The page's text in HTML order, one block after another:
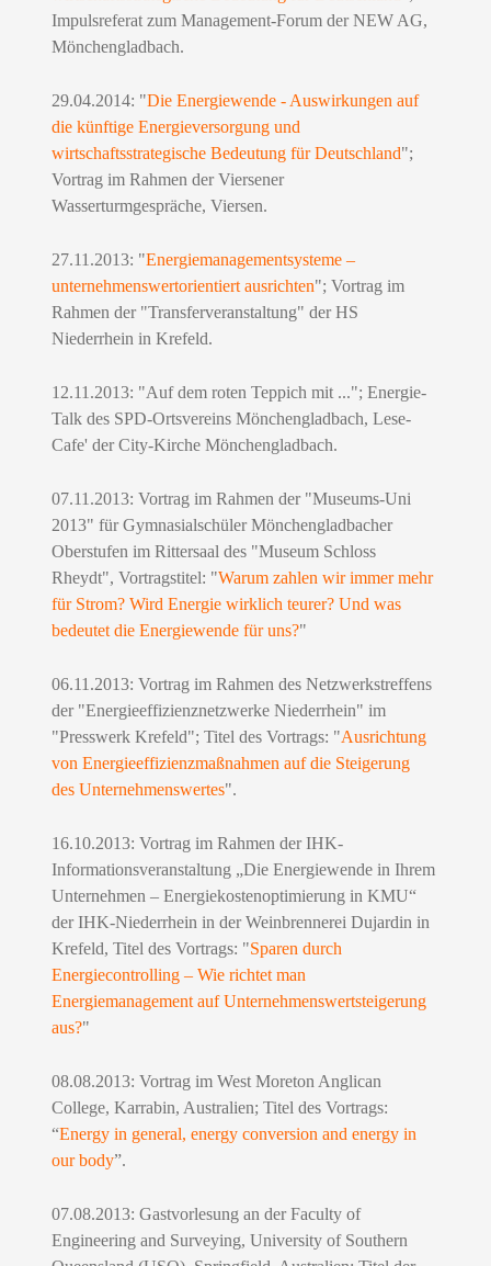
Impulsreferat zum Management-Forum der NEW AG,
Mönchengladbach.
29.04.2014: "Die Energiewende - Auswirkungen auf
die künftige Energieversorgung und
wirtschaftsstrategische Bedeutung für Deutschland";
Vortrag im Rahmen der Viersener
Wasserturmgespräche, Viersen.
27.11.2013: "Energiemanagementsysteme –
unternehmenswertorientiert ausrichten"; Vortrag im
Rahmen der "Transferveranstaltung" der HS
Niederrhein in Krefeld.
12.11.2013: "Auf dem roten Teppich mit ..."; Energie-
Talk des SPD-Ortsvereins Mönchengladbach, Lese-
Cafe' der City-Kirche Mönchengladbach.
07.11.2013: Vortrag im Rahmen der "Museums-Uni
2013" für Gymnasialschüler Mönchengladbacher
Oberstufen im Rittersaal des "Museum Schloss
Rheydt", Vortragstitel: "Warum zahlen wir immer mehr
für Strom? Wird Energie wirklich teurer? Und was
bedeutet die Energiewende für uns?"
06.11.2013: Vortrag im Rahmen des Netzwerkstreffens
der "Energieeffizienznetzwerke Niederrhein" im
"Presswerk Krefeld"; Titel des Vortrags: "Ausrichtung
von Energieeffizienzmaßnahmen auf die Steigerung
des Unternehmenswertes".
16.10.2013: Vortrag im Rahmen der IHK-
Informationsveranstaltung „Die Energiewende in Ihrem
Unternehmen – Energiekostenoptimierung in KMU“
der IHK-Niederrhein in der Weinbrennerei Dujardin in
Krefeld, Titel des Vortrags: "Sparen durch
Energiecontrolling – Wie richtet man
Energiemanagement auf Unternehmenswertsteigerung
aus?"
08.08.2013: Vortrag im West Moreton Anglican
College, Karrabin, Australien; Titel des Vortrags:
“Energy in general, energy conversion and energy in
our body”.
07.08.2013: Gastvorlesung an der Faculty of
Engineering and Surveying, University of Southern